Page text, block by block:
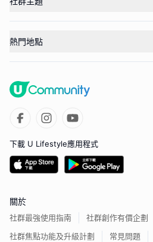
熱門地點
下載 U Lifestyle應用程式
關於
社群最強使用指南
社群創作有價企劃
社群焦點功能及升級計劃
常見問題